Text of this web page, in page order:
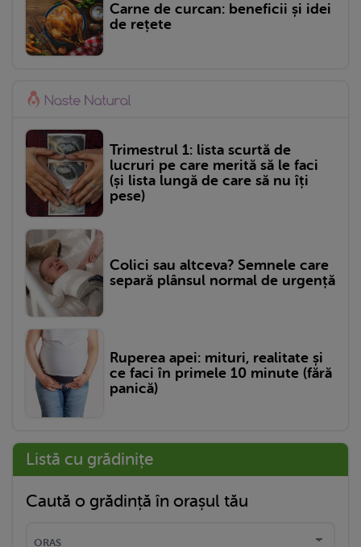
Carne de curcan: beneficii și idei
de rețete
Trimestrul 1: lista scurtă de
lucruri pe care merită să le faci
(și lista lungă de care să nu îți
pese)
Colici sau altceva? Semnele care
separă plânsul normal de urgență
Ruperea apei: mituri, realitate și
ce faci în primele 10 minute (fără
panică)
Listă cu grădinițe
Caută o grădință în orașul tău